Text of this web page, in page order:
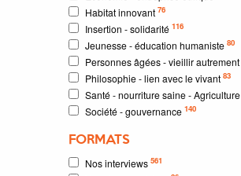
Habitat innovant 76
Insertion - solidarité 116
Jeunesse - éducation humaniste 80
Personnes âgées - vieillir autrement
Philosophie - lien avec le vivant 83
Santé - nourriture saine - Agriculture
Société - gouvernance 140
FORMATS
Nos interviews 561